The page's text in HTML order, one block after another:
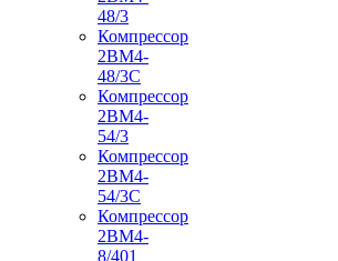
48/3
Компрессор
2ВМ4-
48/3С
Компрессор
2ВМ4-
54/3
Компрессор
2ВМ4-
54/3С
Компрессор
2ВМ4-
8/401